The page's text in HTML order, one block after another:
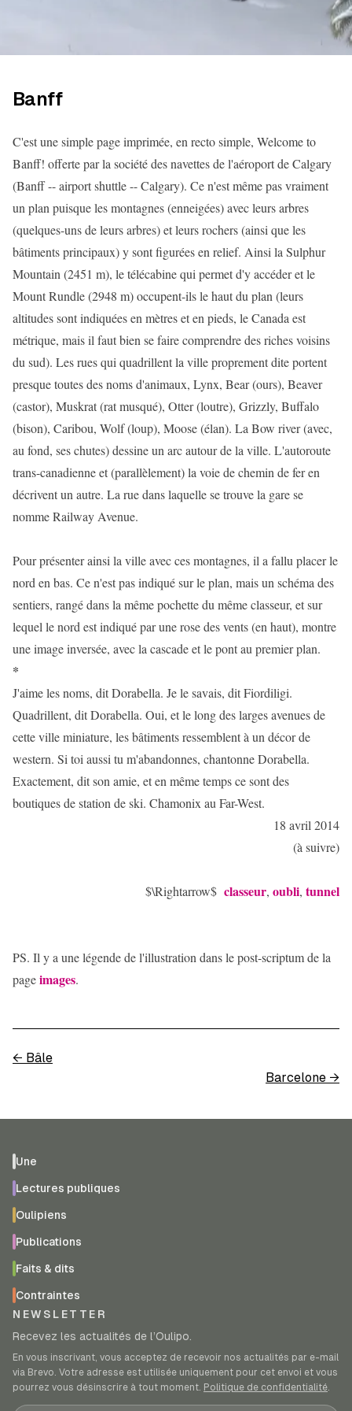
Banff
C'est une simple page imprimée, en recto simple, Welcome to
Banff! offerte par la société des navettes de l'aéroport de Calgary
(Banff -- airport shuttle -- Calgary). Ce n'est même pas vraiment
un plan puisque les montagnes (enneigées) avec leurs arbres
(quelques-uns de leurs arbres) et leurs rochers (ainsi que les
bâtiments principaux) y sont figurées en relief. Ainsi la Sulphur
Mountain (2451 m), le télécabine qui permet d'y accéder et le
Mount Rundle (2948 m) occupent-ils le haut du plan (leurs
altitudes sont indiquées en mètres et en pieds, le Canada est
métrique, mais il faut bien se faire comprendre des riches voisins
du sud). Les rues qui quadrillent la ville proprement dite portent
presque toutes des noms d'animaux, Lynx, Bear (ours), Beaver
(castor), Muskrat (rat musqué), Otter (loutre), Grizzly, Buffalo
(bison), Caribou, Wolf (loup), Moose (élan). La Bow river (avec,
au fond, ses chutes) dessine un arc autour de la ville. L'autoroute
trans-canadienne et (parallèlement) la voie de chemin de fer en
décrivent un autre. La rue dans laquelle se trouve la gare se
nomme Railway Avenue.
Pour présenter ainsi la ville avec ces montagnes, il a fallu placer le
nord en bas. Ce n'est pas indiqué sur le plan, mais un schéma des
sentiers, rangé dans la même pochette du même classeur, et sur
lequel le nord est indiqué par une rose des vents (en haut), montre
une image inversée, avec la cascade et le pont au premier plan.
*
J'aime les noms, dit Dorabella. Je le savais, dit Fiordiligi.
Quadrillent, dit Dorabella. Oui, et le long des larges avenues de
cette ville miniature, les bâtiments ressemblent à un décor de
western. Si toi aussi tu m'abandonnes, chantonne Dorabella.
Exactement, dit son amie, et en même temps ce sont des
boutiques de station de ski. Chamonix au Far-West.
18 avril 2014
(à suivre)
$\Rightarrow$ classeur, oubli, tunnel
PS. Il y a une légende de l'illustration dans le post-scriptum de la
pageimages.
← Bâle
Barcelone →
Une
Lectures publiques
Oulipiens
Publications
Faits & dits
Contraintes
NEWSLETTER
Recevez les actualités de l’Oulipo.
En vous inscrivant, vous acceptez de recevoir nos actualités par e-mail
via Brevo. Votre adresse est utilisée uniquement pour cet envoi et vous
pourrez vous désinscrire à tout moment. Politique de confidentialité.